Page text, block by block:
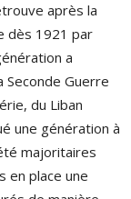
après la
dès 1921 par
a
Seconde Guerre
du Liban
une génération à
majoritaires
en place une